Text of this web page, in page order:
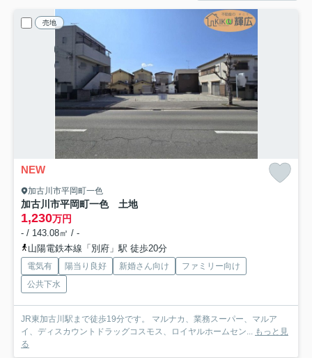
売地
NEW
加古川市平岡町一色
加古川市平岡町一色 土地
1,230万円
- / 143.08㎡ / -
山陽電鉄本線「別府」駅 徒歩20分
電気有 陽当り良好 新婚さん向け
ファミリー向け
公共下水
JR東加古川駅まで徒歩19分です。 マルナカ、業務スーパー、マルア
イ、ディスカウントドラッグコスモス、ロイヤルホームセン... もっと見
る